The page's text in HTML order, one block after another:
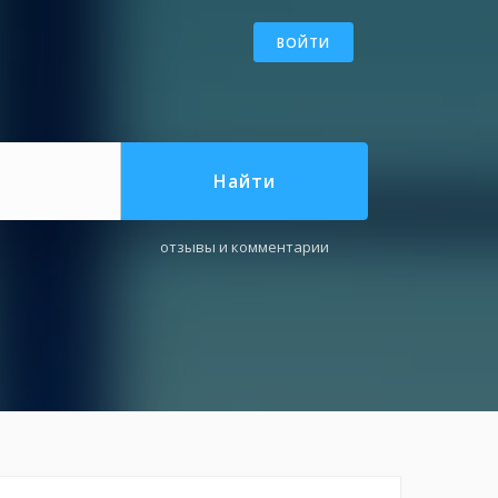
ВОЙТИ
Найти
отзывы и комментарии